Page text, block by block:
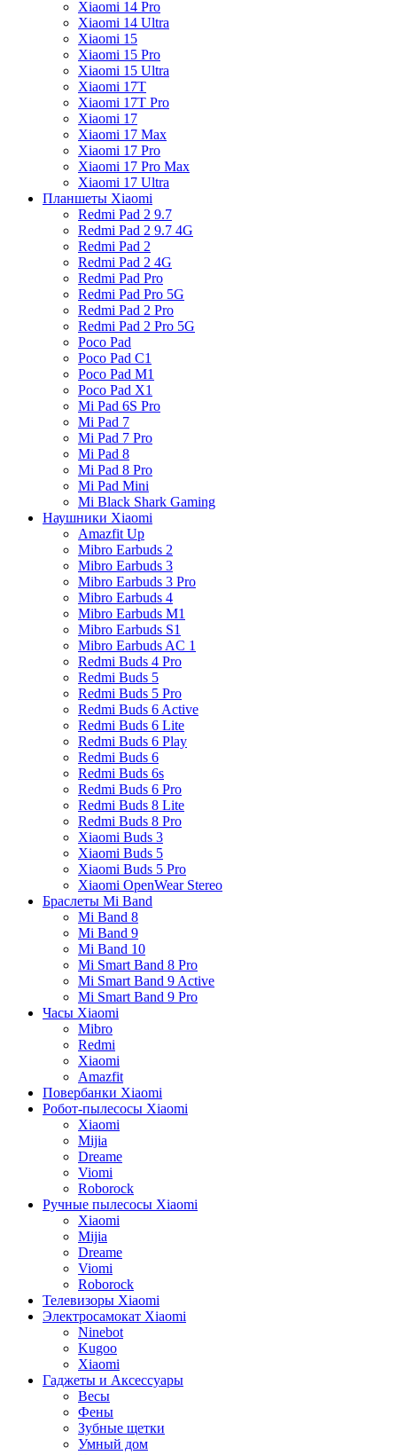
Xiaomi 14 Pro
Xiaomi 14 Ultra
Xiaomi 15
Xiaomi 15 Pro
Xiaomi 15 Ultra
Xiaomi 17T
Xiaomi 17T Pro
Xiaomi 17
Xiaomi 17 Max
Xiaomi 17 Pro
Xiaomi 17 Pro Max
Xiaomi 17 Ultra
Планшеты Xiaomi
Redmi Pad 2 9.7
Redmi Pad 2 9.7 4G
Redmi Pad 2
Redmi Pad 2 4G
Redmi Pad Pro
Redmi Pad Pro 5G
Redmi Pad 2 Pro
Redmi Pad 2 Pro 5G
Poco Pad
Poco Pad C1
Poco Pad M1
Poco Pad X1
Mi Pad 6S Pro
Mi Pad 7
Mi Pad 7 Pro
Mi Pad 8
Mi Pad 8 Pro
Mi Pad Mini
Mi Black Shark Gaming
Наушники Xiaomi
Amazfit Up
Mibro Earbuds 2
Mibro Earbuds 3
Mibro Earbuds 3 Pro
Mibro Earbuds 4
Mibro Earbuds M1
Mibro Earbuds S1
Mibro Earbuds AC 1
Redmi Buds 4 Pro
Redmi Buds 5
Redmi Buds 5 Pro
Redmi Buds 6 Active
Redmi Buds 6 Lite
Redmi Buds 6 Play
Redmi Buds 6
Redmi Buds 6s
Redmi Buds 6 Pro
Redmi Buds 8 Lite
Redmi Buds 8 Pro
Xiaomi Buds 3
Xiaomi Buds 5
Xiaomi Buds 5 Pro
Xiaomi OpenWear Stereo
Браслеты Mi Band
Mi Band 8
Mi Band 9
Mi Band 10
Mi Smart Band 8 Pro
Mi Smart Band 9 Active
Mi Smart Band 9 Pro
Часы Xiaomi
Mibro
Redmi
Xiaomi
Amazfit
Повербанки Xiaomi
Робот-пылесосы Xiaomi
Xiaomi
Mijia
Dreame
Viomi
Roborock
Ручные пылесосы Xiaomi
Xiaomi
Mijia
Dreame
Viomi
Roborock
Телевизоры Xiaomi
Электросамокат Xiaomi
Ninebot
Kugoo
Xiaomi
Гаджеты и Аксессуары
Весы
Фены
Зубные щетки
Умный дом